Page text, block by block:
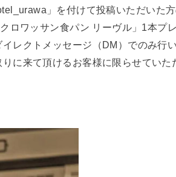
」を付けて投稿いただいた
ロワッサン食パン リーヴル」1本プ
レクトメッセージ（DM）でのみ行い
に来て頂けるお客様に限らせていた